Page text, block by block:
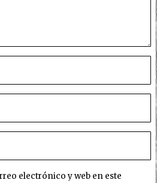
electrónico y web en este